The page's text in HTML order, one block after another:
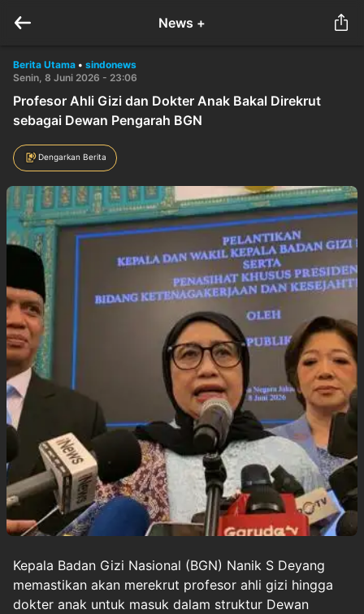
News +
Berita Utama • sindonews
Senin, 8 Juni 2026 - 23:06
Profesor Ahli Gizi dan Dokter Anak Bakal Direkrut
sebagai Dewan Pengarah BGN
Dengarkan Berita
Kepala Badan Gizi Nasional (BGN) Nanik S Deyang
memastikan akan merekrut profesor ahli gizi hingga
dokter anak untuk masuk dalam struktur Dewan